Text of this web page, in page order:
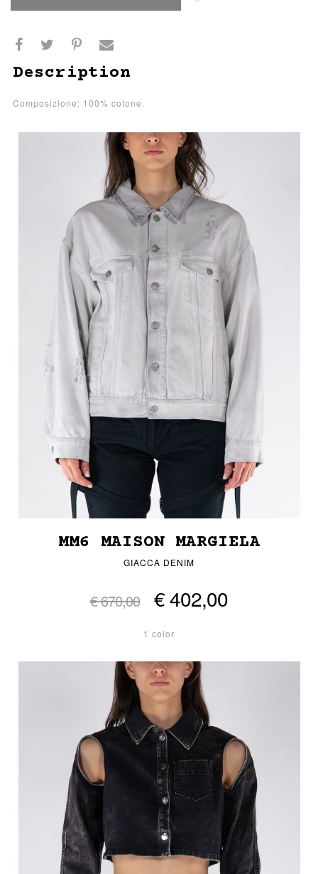
Description
Composizione: 100% cotone.
MM6 MAISON MARGIELA
GIACCA DENIM
€ 670,00 € 402,00
1 color